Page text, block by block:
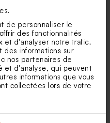
de personnaliser le
des fonctionnalités
et d'analyser notre trafic.
des informations sur
nos partenaires de
et d'analyse, qui peuvent
informations que vous
collectées lors de votre
part naissance
automnale et bébé